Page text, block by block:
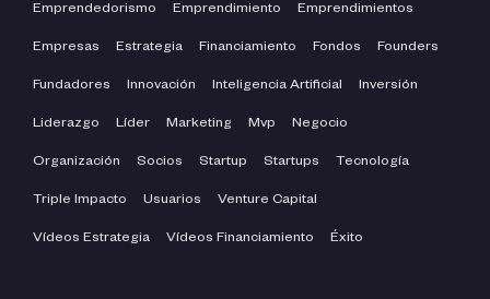
Emprendedorismo Emprendimiento Emprendimientos
Empresas Estrategia Financiamiento Fondos Founders
Fundadores Innovación Inteligencia Artificial Inversión
Liderazgo Líder Marketing Mvp Negocio
Organización Socios Startup Startups Tecnología
Triple Impacto Usuarios Venture Capital
Vídeos Estrategia Vídeos Financiamiento Éxito